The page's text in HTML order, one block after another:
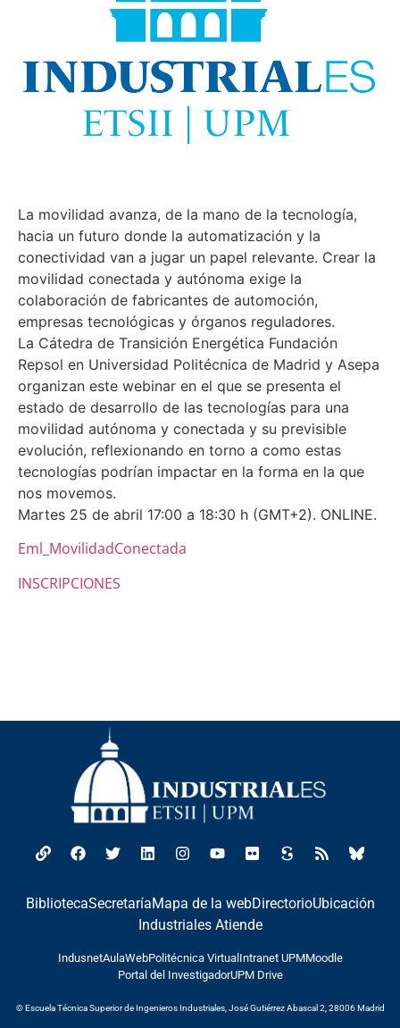
La movilidad avanza, de la mano de la tecnología,
hacia un futuro donde la automatización y la
conectividad van a jugar un papel relevante. Crear la
movilidad conectada y autónoma exige la
colaboración de fabricantes de automoción,
empresas tecnológicas y órganos reguladores.
La Cátedra de Transición Energética Fundación
Repsol en Universidad Politécnica de Madrid y Asepa
organizan este webinar en el que se presenta el
estado de desarrollo de las tecnologías para una
movilidad autónoma y conectada y su previsible
evolución, reflexionando en torno a como estas
tecnologías podrían impactar en la forma en la que
nos movemos.
Martes 25 de abril 17:00 a 18:30 h (GMT+2). ONLINE.
Eml_MovilidadConectada
INSCRIPCIONES
BibliotecaSecretaríaMapa de la webDirectorioUbicación
Industriales Atiende
IndusnetAulaWebPolitécnica Virtual Intranet UPMMoodle
Portal del InvestigadorUPM Drive
© Escuela Técnica Superior de Ingenieros Industriales, José Gutiérrez Abascal 2, 28006 Madrid